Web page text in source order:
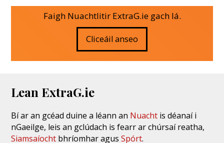
Faigh Nuachtlitir ExtraG.ie gach lá.
Cliceáil anseo
Lean ExtraG.ie
Bí ar an gcéad duine a léann an Nuacht is déanaí i
nGaeilge, leis an gclúdach is fearr ar chúrsaí reatha,
Siamsaíocht bhríomhar agusSpórt.